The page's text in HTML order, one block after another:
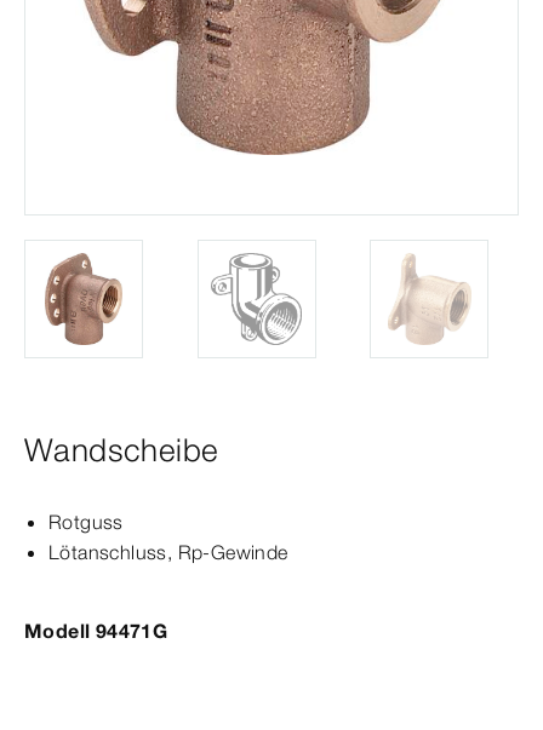
Wandscheibe
Rotguss
Lötanschluss, Rp‑Gewinde
Modell 94471G